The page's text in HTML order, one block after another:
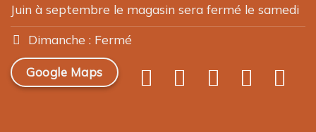
Juin à septembre le magasin sera fermé le samedi
Dimanche : Fermé
Google Maps